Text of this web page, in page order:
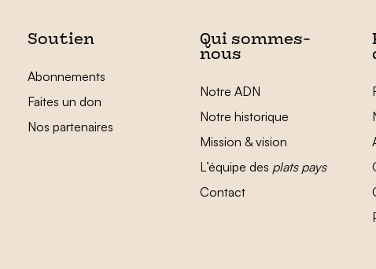
Soutien
Abonnements
Faites un don
Nos partenaires
Qui sommes-
nous
Notre ADN
Notre historique
Mission & vision
L’équipe des plats pays
Contact